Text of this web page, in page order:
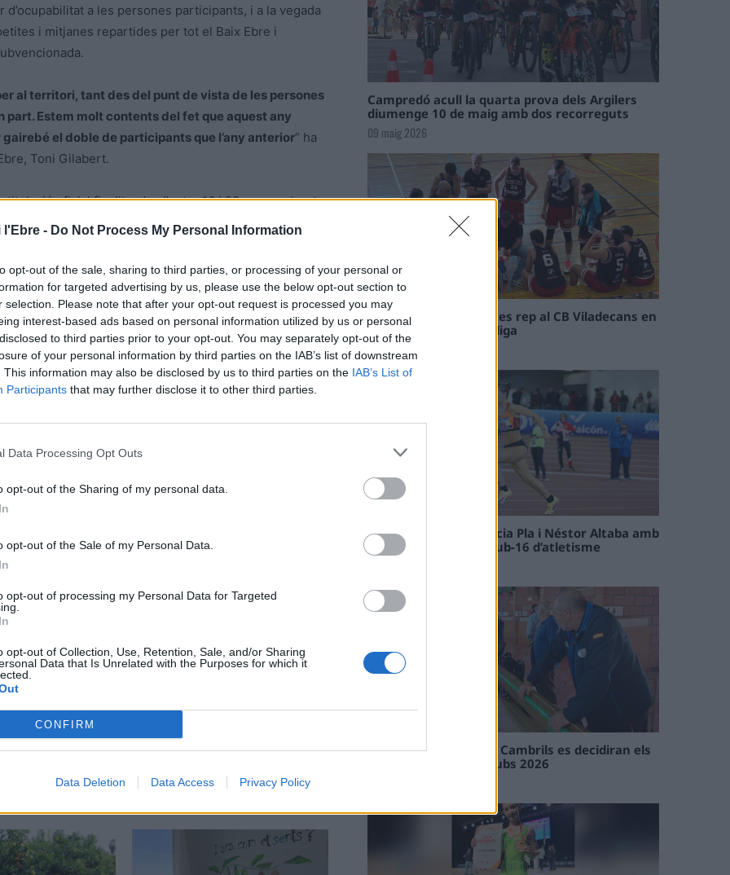
l'Ebre - Do Not Process My Personal Information
opt-out of the sale, sharing to third parties, or processing of your personal or
for targeted advertising by us, please use the below opt-out section to
selection. Please note that after your opt-out request is processed you may
interest-based ads based on personal information utilized by us or personal
to third parties prior to your opt-out. You may separately opt-out of the
of your personal information by third parties on the IAB’s list of downstream
This information may also be disclosed by us to third parties on the IAB’s List of
Participants that may further disclose it to other third parties.
Data Processing Opt Outs
opt-out of the Sharing of my personal data.
opt-out of the Sale of my Personal Data.
opt-out of processing my Personal Data for Targeted
opt-out of Collection, Use, Retention, Sale, and/or Sharing
Data that Is Unrelated with the Purposes for which it
CONFIRM
Data Deletion Data Access Privacy Policy
a les persones participants, i a la vegada
i mitjanes repartides per tot el Baix Ebre i
al territori, tant des del punt de vista de les persones
Estem molt contents del fet que aquest any
el doble de participants que l’any anterior” ha
Toni Gilabert.
oficial finalitzada, d’entre 16 i 29 anys o aturats
de llarga durada. Una oportunitat per millorar
que aquest sigui el primer pas de la seva nova carrera
la logística, dos sectors en àmplies demandes
Gilabert.
hospital ebrenc es farà a Tortosa i crida a la unitat
Campredó acull la quarta prova dels Argilers
diumenge 10 de maig amb dos recorreguts
09 maig 2026
El Cantaires amb baixes rep al CB Viladecans en
el tram decisiu de la lliga
09 maig 2026
Paula Sintorres, Patrícia Pla i Néstor Altaba amb
la selecció catalana sub-16 d’atletisme
En les tirades de Flix i Cambrils es decidiran els
campions de l’Interclubs 2026